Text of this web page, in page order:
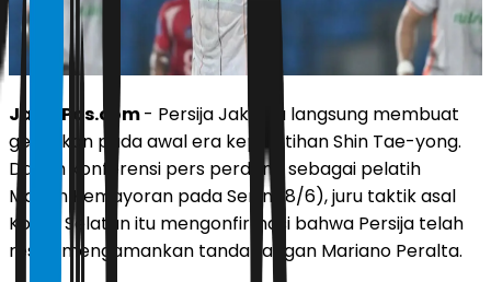
JawaPos.com- Persija Jakarta langsung membuat
gebrakan pada awal era kepelatihan Shin Tae-yong.
Dalam konferensi pers perdana sebagai pelatih
Macan Kemayoran pada Senin (8/6), juru taktik asal
Korea Selatan itu mengonfirmasi bahwa Persija telah
resmi mengamankan tanda tangan Mariano Peralta.